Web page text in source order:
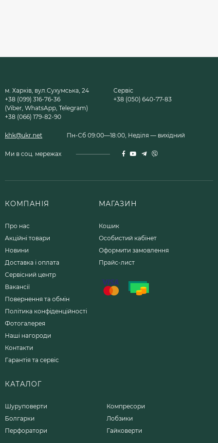
м. Харків, вул.Сухумська, 24
+38 (099) 316-76-36
(Viber, WhatsApp, Telegram)
+38 (066) 179-82-90
Сервіс
+38 (050) 640-77-83
khk@ukr.net Пн-Сб 09:00—18:00, Неділя — вихідний
Ми в соц. мережах
КОМПАНІЯ
Про нас
Акційні товари
Новини
Доставка і оплата
Сервісний центр
Вакансії
Повернення та обмін
Політика конфіденційності
Фотогалерея
Наші нагороди
Контакти
Гарантія та сервіс
МАГАЗИН
Кошик
Особистий кабінет
Оформити замовлення
Прайс-лист
КАТАЛОГ
Шуруповерти
Болгарки
Перфоратори
Компресори
Лобзики
Гайковерти